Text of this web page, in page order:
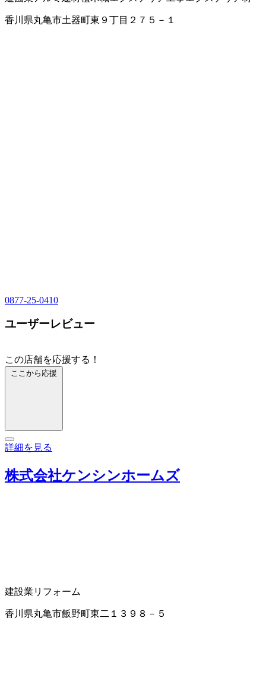
香川県丸亀市土器町東９丁目２７５－１
0877-25-0410
ユーザーレビュー
この店舗を応援する！
ここから応援
詳細を見る
株式会社ケンシンホームズ
建設業 リフォーム
香川県丸亀市飯野町東二１３９８－５